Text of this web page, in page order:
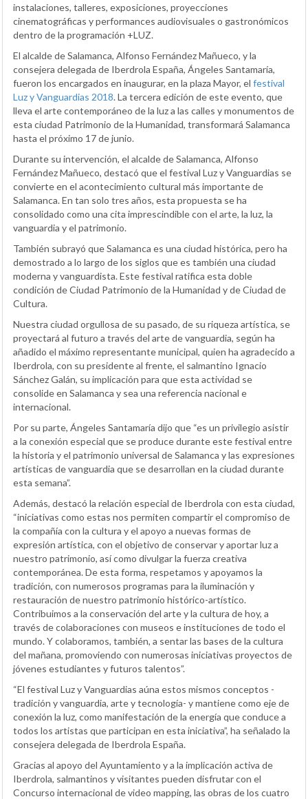
instalaciones, talleres, exposiciones, proyecciones
cinematográficas y performances audiovisuales o gastronómicos
dentro de la programación +LUZ.
El alcalde de Salamanca, Alfonso Fernández Mañueco, y la
consejera delegada de Iberdrola España, Ángeles Santamaría,
fueron los encargados en inaugurar, en la plaza Mayor, el festival
Luz y Vanguardias 2018. La tercera edición de este evento, que
lleva el arte contemporáneo de la luz a las calles y monumentos de
esta ciudad Patrimonio de la Humanidad, transformará Salamanca
hasta el próximo 17 de junio.
Durante su intervención, el alcalde de Salamanca, Alfonso
Fernández Mañueco, destacó que el festival Luz y Vanguardias se
convierte en el acontecimiento cultural más importante de
Salamanca. En tan solo tres años, esta propuesta se ha
consolidado como una cita imprescindible con el arte, la luz, la
vanguardia y el patrimonio.
También subrayó que Salamanca es una ciudad histórica, pero ha
demostrado a lo largo de los siglos que es también una ciudad
moderna y vanguardista. Este festival ratifica esta doble
condición de Ciudad Patrimonio de la Humanidad y de Ciudad de
Cultura.
Nuestra ciudad orgullosa de su pasado, de su riqueza artística, se
proyectará al futuro a través del arte de vanguardia, según ha
añadido el máximo representante municipal, quien ha agradecido a
Iberdrola, con su presidente al frente, el salmantino Ignacio
Sánchez Galán, su implicación para que esta actividad se
consolide en Salamanca y sea una referencia nacional e
internacional.
Por su parte, Ángeles Santamaría dijo que “es un privilegio asistir
a la conexión especial que se produce durante este festival entre
la historia y el patrimonio universal de Salamanca y las expresiones
artísticas de vanguardia que se desarrollan en la ciudad durante
esta semana”.
Además, destacó la relación especial de Iberdrola con esta ciudad,
“iniciativas como estas nos permiten compartir el compromiso de
la compañía con la cultura y el apoyo a nuevas formas de
expresión artística, con el objetivo de conservar y aportar luz a
nuestro patrimonio, así como divulgar la fuerza creativa
contemporánea. De esta forma, respetamos y apoyamos la
tradición, con numerosos programas para la iluminación y
restauración de nuestro patrimonio histórico-artístico.
Contribuimos a la conservación del arte y la cultura de hoy, a
través de colaboraciones con museos e instituciones de todo el
mundo. Y colaboramos, también, a sentar las bases de la cultura
del mañana, promoviendo con numerosas iniciativas proyectos de
jóvenes estudiantes y futuros talentos”.
“El festival Luz y Vanguardias aúna estos mismos conceptos -
tradición y vanguardia, arte y tecnología- y mantiene como eje de
conexión la luz, como manifestación de la energía que conduce a
todos los artistas que participan en esta iniciativa”, ha señalado la
consejera delegada de Iberdrola España.
Gracias al apoyo del Ayuntamiento y a la implicación activa de
Iberdrola, salmantinos y visitantes pueden disfrutar con el
Concurso internacional de video mapping, las obras de los cuatro